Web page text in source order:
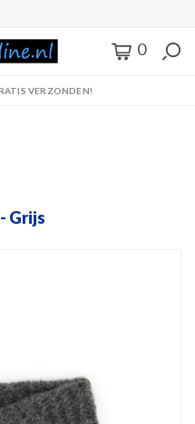
0
LEVERING MOGELIJK!
Grijs